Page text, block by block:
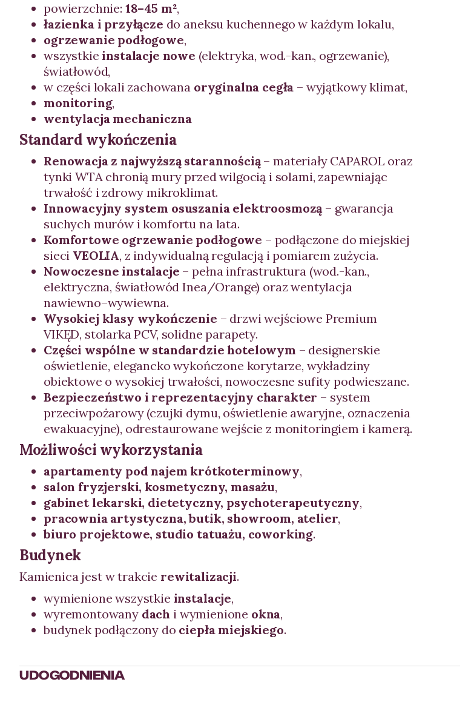
powierzchnie: 18–45 m²,
łazienka i przyłącze do aneksu kuchennego w każdym lokalu,
ogrzewanie podłogowe,
wszystkieinstalacje nowe (elektryka, wod.-kan., ogrzewanie),
światłowód,
w części lokali zachowana oryginalna cegła – wyjątkowy klimat,
monitoring,
wentylacja mechaniczna
Standard wykończenia
Renowacja z najwyższą starannością– materiały CAPAROL oraz
tynki WTA chronią mury przed wilgocią i solami, zapewniając
trwałość i zdrowy mikroklimat.
Innowacyjny system osuszania elektroosmozą– gwarancja
suchych murów i komfortu na lata.
Komfortowe ogrzewanie podłogowe – podłączone do miejskiej
sieci VEOLIA, z indywidualną regulacją i pomiarem zużycia.
Nowoczesne instalacje – pełna infrastruktura (wod.-kan.,
elektryczna, światłowód Inea/Orange) oraz wentylacja
nawiewno–wywiewna.
Wysokiej klasy wykończenie – drzwi wejściowe Premium
VIKĘD, stolarka PCV, solidne parapety.
Części wspólne w standardzie hotelowym – designerskie
oświetlenie, elegancko wykończone korytarze, wykładziny
obiektowe o wysokiej trwałości, nowoczesne sufity podwieszane.
Bezpieczeństwo i reprezentacyjny charakter – system
przeciwpożarowy (czujki dymu, oświetlenie awaryjne, oznaczenia
ewakuacyjne), odrestaurowane wejście z monitoringiem i kamerą.
Możliwości wykorzystania
apartamenty pod najem krótkoterminowy,
salon fryzjerski, kosmetyczny, masażu,
gabinet lekarski, dietetyczny, psychoterapeutyczny,
pracownia artystyczna, butik, showroom, atelier,
biuro projektowe, studio tatuażu, coworking.
Budynek
Kamienica jest w trakcie rewitalizacji.
wymienione wszystkie instalacje,
wyremontowany dach i wymienione okna,
budynek podłączony do ciepła miejskiego.
UDOGODNIENIA